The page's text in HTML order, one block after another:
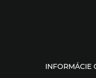
INFORMÁCIE